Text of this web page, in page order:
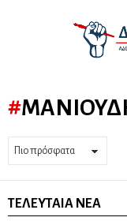
ΤΕΛΕΥΤΑΊΑ ΝΈΑ